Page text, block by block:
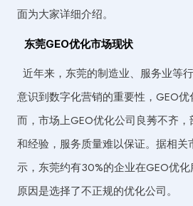
面为大家详细介绍。
东莞GEO优化市场现状
近年来，东莞的制造业、服务业等
意识到数字化营销的重要性，GEO
而，市场上GEO优化公司良莠不齐
和经验，服务质量难以保证。据相关
示，东莞约有30%的企业在GEO优
原因是选择了不正规的优化公司。